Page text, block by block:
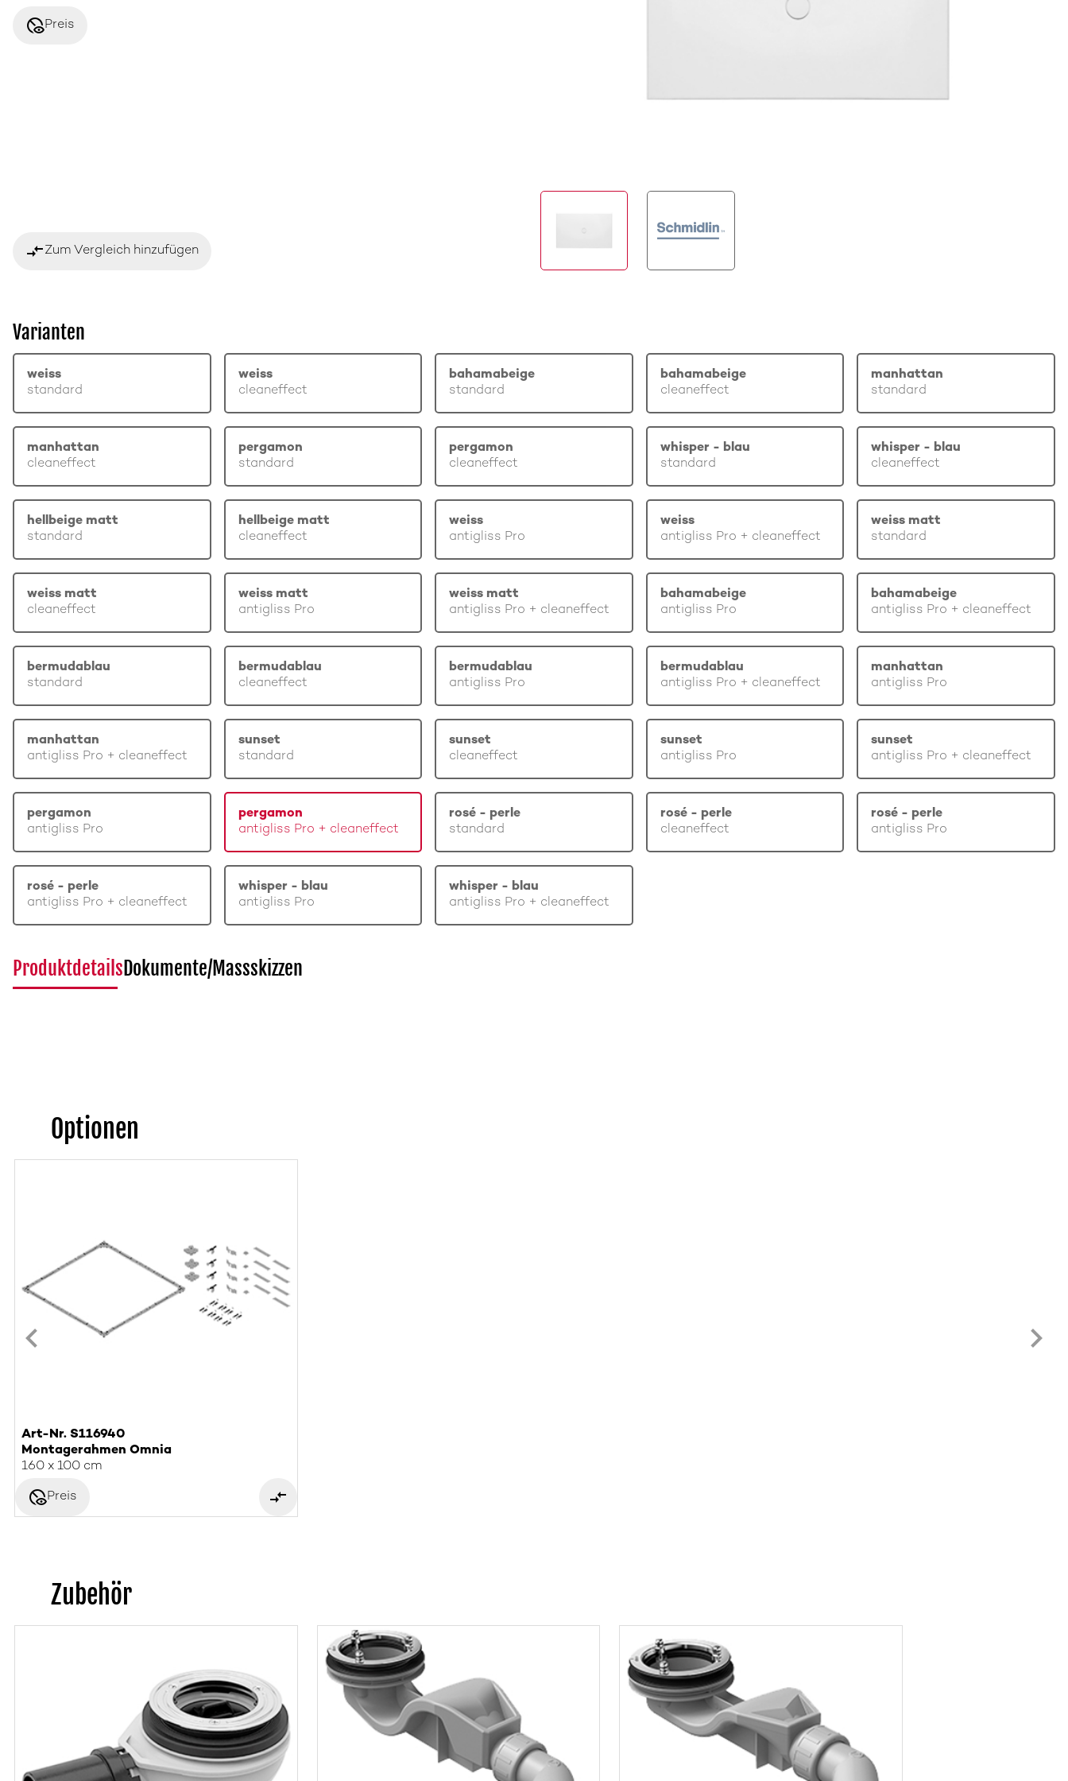
disabled_visiblePreis
compare_arrowsZum Vergleich hinzufügen
Varianten
weiss
standard
weiss
cleaneffect
bahamabeige
standard
bahamabeige
cleaneffect
manhattan
standard
manhattan
cleaneffect
pergamon
standard
pergamon
cleaneffect
whisper - blau
standard
whisper - blau
cleaneffect
hellbeige matt
standard
hellbeige matt
cleaneffect
weiss
antigliss Pro
weiss
antigliss Pro + cleaneffect
weiss matt
standard
weiss matt
cleaneffect
weiss matt
antigliss Pro
weiss matt
antigliss Pro + cleaneffect
bahamabeige
antigliss Pro
bahamabeige
antigliss Pro + cleaneffect
bermudablau
standard
bermudablau
cleaneffect
bermudablau
antigliss Pro
bermudablau
antigliss Pro + cleaneffect
manhattan
antigliss Pro
manhattan
antigliss Pro + cleaneffect
sunset
standard
sunset
cleaneffect
sunset
antigliss Pro
sunset
antigliss Pro + cleaneffect
pergamon
antigliss Pro
pergamon
antigliss Pro + cleaneffect
rosé - perle
standard
rosé - perle
cleaneffect
rosé - perle
antigliss Pro
rosé - perle
antigliss Pro + cleaneffect
whisper - blau
antigliss Pro
whisper - blau
antigliss Pro + cleaneffect
ProduktdetailsDokumente/Massskizzen
Optionen
Art-Nr. S116940
Montagerahmen Omnia
160 x 100 cm
disabled_visiblePreis
Zubehör